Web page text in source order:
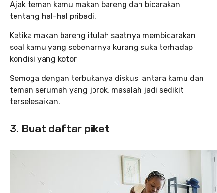
Ajak teman kamu makan bareng dan bicarakan
tentang hal-hal pribadi.
Ketika makan bareng itulah saatnya membicarakan
soal kamu yang sebenarnya kurang suka terhadap
kondisi yang kotor.
Semoga dengan terbukanya diskusi antara kamu dan
teman serumah yang jorok, masalah jadi sedikit
terselesaikan.
3. Buat daftar piket